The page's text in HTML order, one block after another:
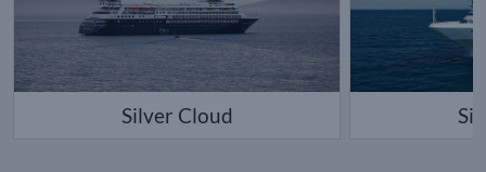
Silver Cloud